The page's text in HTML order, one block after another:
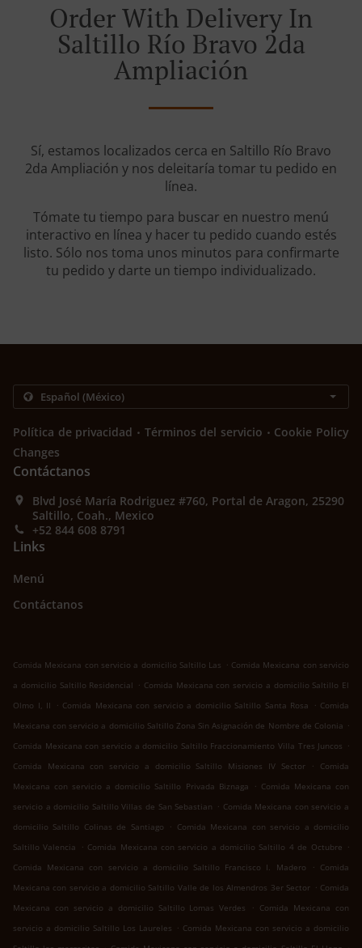
Order With Delivery In
Saltillo Río Bravo 2da
Ampliación
Sí, estamos localizados cerca en Saltillo Río Bravo
2da Ampliación y nos deleitaría tomar tu pedido en
línea.
Tómate tu tiempo para buscar en nuestro menú
interactivo en línea y hacer tu pedido cuando estés
listo. Sólo nos toma unos minutos para confirmarte
tu pedido y darte un tiempo individualizado.
Política de privacidad . Términos del servicio . Cookie Policy
Changes
Contáctanos
Blvd José María Rodriguez #760, Portal de Aragon, 25290
Saltillo, Coah., Mexico
+52 844 608 8791
Links
Menú
Contáctanos
Comida Mexicana con servicio a domicilio Saltillo Las . Comida Mexicana con servicio
a domicilio Saltillo Residencial . Comida Mexicana con servicio a domicilio Saltillo El
Olmo I, II
. Comida Mexicana con servicio a domicilio Saltillo Santa Rosa . Comida
Mexicana con servicio a domicilio Saltillo Zona Sin Asignación de Nombre de Colonia .
Comida Mexicana con servicio a domicilio Saltillo Fraccionamiento Villa Tres Juncos .
Comida Mexicana con servicio a domicilio Saltillo Misiones IV Sector
.
Comida
Mexicana con servicio a domicilio Saltillo Privada Biznaga
. Comida Mexicana con
servicio a domicilio Saltillo Villas de San Sebastian . Comida Mexicana con servicio a
domicilio Saltillo Colinas de Santiago
. Comida Mexicana con servicio a domicilio
Saltillo Valencia
. Comida Mexicana con servicio a domicilio Saltillo 4 de Octubre .
Comida Mexicana con servicio a domicilio Saltillo Francisco I. Madero
. Comida
Mexicana con servicio a domicilio Saltillo Valle de los Almendros 3er Sector . Comida
Mexicana con servicio a domicilio Saltillo Lomas Verdes
. Comida Mexicana con
servicio a domicilio Saltillo Los Laureles . Comida Mexicana con servicio a domicilio